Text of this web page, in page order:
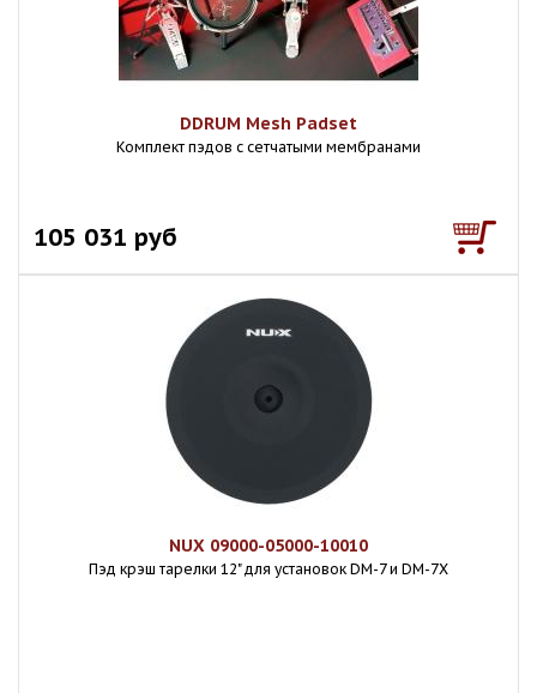
DDRUM Mesh Padset
Комплект пэдов с сетчатыми мембранами
105 031 руб
NUX 09000-05000-10010
Пэд крэш тарелки 12" для установок DM-7 и DM-7X